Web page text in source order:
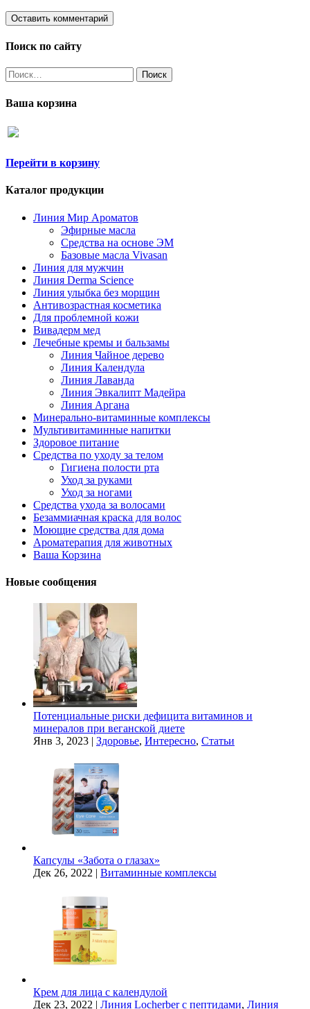
Поиск по сайту
Найти:
Ваша корзина
Перейти в корзину
Каталог продукции
Линия Мир Ароматов
Эфирные масла
Средства на основе ЭМ
Базовые масла Vivasan
Линия для мужчин
Линия Derma Science
Линия улыбка без морщин
Антивозрастная косметика
Для проблемной кожи
Вивадерм мед
Лечебные кремы и бальзамы
Линия Чайное дерево
Линия Календула
Линия Лаванда
Линия Эвкалипт Мадейра
Линия Аргана
Минерально-витаминные комплексы
Мультивитаминные напитки
Здоровое питание
Средства по уходу за телом
Гигиена полости рта
Уход за руками
Уход за ногами
Средства ухода за волосами
Безаммиачная краска для волос
Моющие средства для дома
Ароматерапия для животных
Ваша Корзина
Новые сообщения
Потенциальные риски дефицита витаминов и
минералов при веганской диете
Янв 3, 2023 | Здоровье, Интересно, Статьи
Капсулы «Забота о глазах»
Дек 26, 2022 | Витаминные комплексы
Крем для лица с календулой
Дек 23, 2022 | Линия Locherber с пептидами, Линия